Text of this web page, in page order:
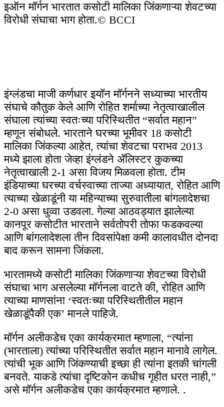
इऑन मॉर्गन भारतात कसोटी मालिका जिंकणाऱ्या शेवटच्या
विरोधी संघाचा भाग होता.© BCCI
इंग्लंडचा माजी कर्णधार इयॉन मॉर्गनने सध्याच्या भारतीय
संघाचे कौतुक केले आणि रोहित शर्माच्या नेतृत्वाखालील
संघाला त्यांच्या स्वतःच्या परिस्थितीत “सर्वात महान”
म्हणून संबोधले. भारताने घरच्या भूमीवर 18 कसोटी
मालिका जिंकल्या आहेत, त्यांचा शेवटचा पराभव 2013
मध्ये झाला होता जेव्हा इंग्लंडने ॲलिस्टर कुकच्या
नेतृत्वाखाली 2-1 असा विजय मिळवला होता. टीम
इंडियाच्या घरच्या वर्चस्वाच्या ताज्या अध्यायात, रोहित आणि
त्याच्या खेळाडूंनी या महिन्याच्या सुरुवातीला बांगलादेशचा
2-0 असा धुव्वा उडवला. गेल्या आठवड्यात झालेल्या
कानपूर कसोटीत भारताने सर्वतोपरी तोफा फडकवल्या
आणि बांगलादेशला तीन दिवसांपेक्षा कमी कालावधीत दोनदा
बाद करून सामना जिंकला.
भारतामध्ये कसोटी मालिका जिंकणाऱ्या शेवटच्या विरोधी
संघाचा भाग असलेल्या मॉर्गनला वाटते की, रोहित आणि
त्याच्या माणसांना ‘स्वतःच्या परिस्थितीतील महान
खेळाडूंपैकी एक’ मानले पाहिजे.
मॉर्गन अलीकडेच एका कार्यक्रमात म्हणाला, “त्यांना
(भारताला) त्यांच्या परिस्थितीत सर्वात महान मानावे लागेल.
त्यांची भूक आणि जिंकण्याची इच्छा ही त्यांना इतकी चांगली
बनवते. याकडे त्यांचा दृष्टिकोन कधीच गृहीत धरत नाही,”
असे मॉर्गन अलीकडेच एका कार्यक्रमात म्हणाले. .